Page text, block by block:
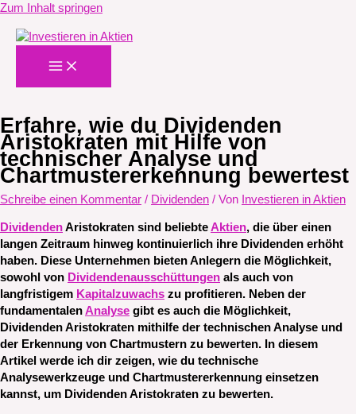
Zum Inhalt springen
Erfahre, wie du Dividenden
Aristokraten mit Hilfe von
technischer Analyse und
Chartmustererkennung bewertest
Schreibe einen Kommentar / Dividenden / Von Investieren in Aktien
DividendenAristokraten sind beliebteAktien, die über einen
langen Zeitraum hinweg kontinuierlich ihre Dividenden erhöht
haben. Diese Unternehmen bieten Anlegern die Möglichkeit,
sowohl von Dividendenausschüttungen als auch von
langfristigem Kapitalzuwachs zu profitieren. Neben der
fundamentalenAnalyse gibt es auch die Möglichkeit,
Dividenden Aristokraten mithilfe der technischen Analyse und
der Erkennung von Chartmustern zu bewerten. In diesem
Artikel werde ich dir zeigen, wie du technische
Analysewerkzeuge und Chartmustererkennung einsetzen
kannst, um Dividenden Aristokraten zu bewerten.